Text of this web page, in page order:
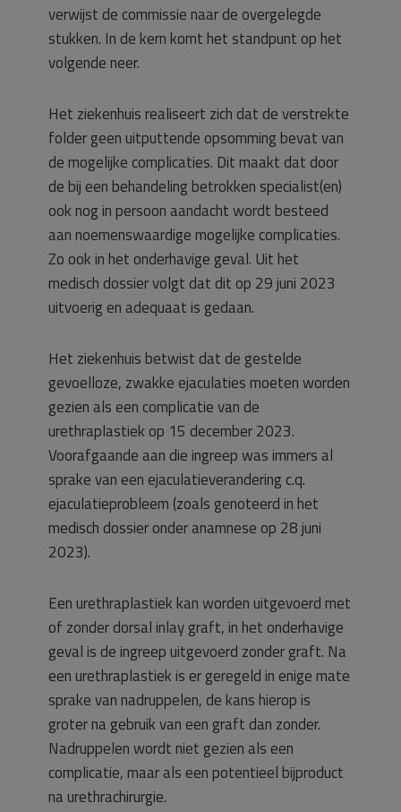
verwijst de commissie naar de overgelegde
stukken. In de kern komt het standpunt op het
volgende neer.
Het ziekenhuis realiseert zich dat de verstrekte
folder geen uitputtende opsomming bevat van
de mogelijke complicaties. Dit maakt dat door
de bij een behandeling betrokken specialist(en)
ook nog in persoon aandacht wordt besteed
aan noemenswaardige mogelijke complicaties.
Zo ook in het onderhavige geval. Uit het
medisch dossier volgt dat dit op 29 juni 2023
uitvoerig en adequaat is gedaan.
Het ziekenhuis betwist dat de gestelde
gevoelloze, zwakke ejaculaties moeten worden
gezien als een complicatie van de
urethraplastiek op 15 december 2023.
Voorafgaande aan die ingreep was immers al
sprake van een ejaculatieverandering c.q.
ejaculatieprobleem (zoals genoteerd in het
medisch dossier onder anamnese op 28 juni
2023).
Een urethraplastiek kan worden uitgevoerd met
of zonder dorsal inlay graft, in het onderhavige
geval is de ingreep uitgevoerd zonder graft. Na
een urethraplastiek is er geregeld in enige mate
sprake van nadruppelen, de kans hierop is
groter na gebruik van een graft dan zonder.
Nadruppelen wordt niet gezien als een
complicatie, maar als een potentieel bijproduct
na urethrachirurgie.